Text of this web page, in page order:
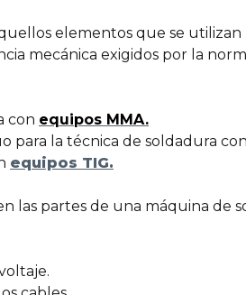
elementos que se
mecánica exigidos por la
con equipos MMA.
para la técnica de soldadura con
equipos TIG.
las partes de una máquina de